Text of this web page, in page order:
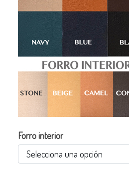
Forro interior